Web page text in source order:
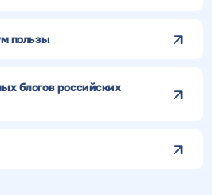
пользы
блогов российских